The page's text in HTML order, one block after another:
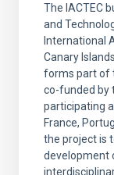
The IACTEC
and
International
Canary
forms part of
co-funded by
participating
France,
the project is
development